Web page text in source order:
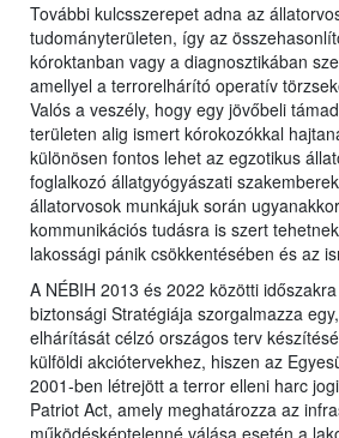
További kulcsszerepet adna az
tudományterületen, így az
kóroktanban vagy a diagnosztikában
amellyel a terrorelhárító operatív
Valós a veszély, hogy egy jövőbeli
területen alig ismert kórokozókkal
különösen fontos lehet az egzotikus
foglalkozó állatgyógyászati
állatorvosok munkájuk során
kommunikációs tudásra is szert
lakossági pánik csökkentésében és az
A NÉBIH 2013 és 2022 közötti
biztonsági Stratégiája szorgalmazza
elhárítását célzó országos terv
külföldi akciótervekhez, hiszen az
2001-ben létrejött a terror elleni harc
Patriot Act, amely meghatározza az